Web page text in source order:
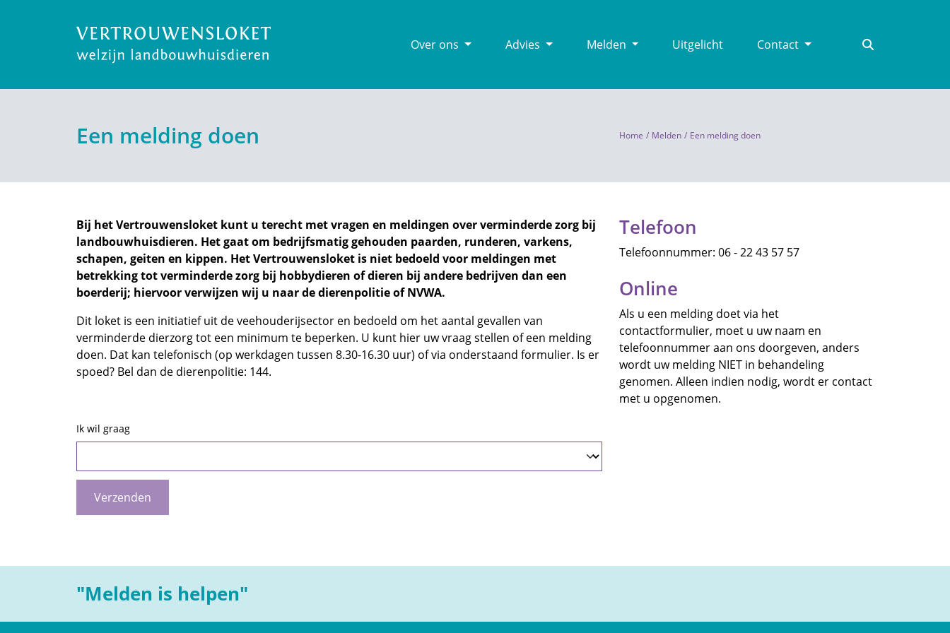
Over ons Advies Melden Uitgelicht Contact
Een melding doen Home Melden Een melding doen
Bij het Vertrouwensloket kunt u terecht met vragen en meldingen over verminderde zorg bij
landbouwhuisdieren. Het gaat om bedrijfsmatig gehouden paarden, runderen, varkens,
schapen, geiten en kippen. Het Vertrouwensloket is niet bedoeld voor meldingen met
betrekking tot verminderde zorg bij hobbydieren of dieren bij andere bedrijven dan een
boerderij; hiervoor verwijzen wij u naar de dierenpolitie of NVWA.
Dit loket is een initiatief uit de veehouderijsector en bedoeld om het aantal gevallen van
verminderde dierzorg tot een minimum te beperken. U kunt hier uw vraag stellen of een melding
doen. Dat kan telefonisch (op werkdagen tussen 8.30-16.30 uur) of via onderstaand formulier. Is er
spoed? Bel dan de dierenpolitie: 144.
Ik wil graag
Telefoon
Telefoonnummer: 06 - 22 43 57 57
Online
Als u een melding doet via het
contactformulier, moet u uw naam en
telefoonnummer aan ons doorgeven, anders
wordt uw melding NIET in behandeling
genomen. Alleen indien nodig, wordt er contact
met u opgenomen.
"Melden is helpen"